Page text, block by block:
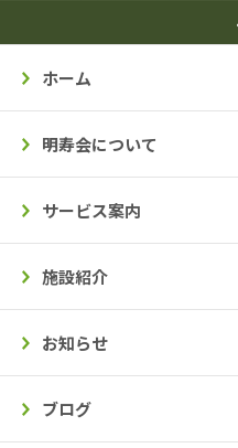
ホーム
明寿会について
サービス案内
施設紹介
お知らせ
ブログ